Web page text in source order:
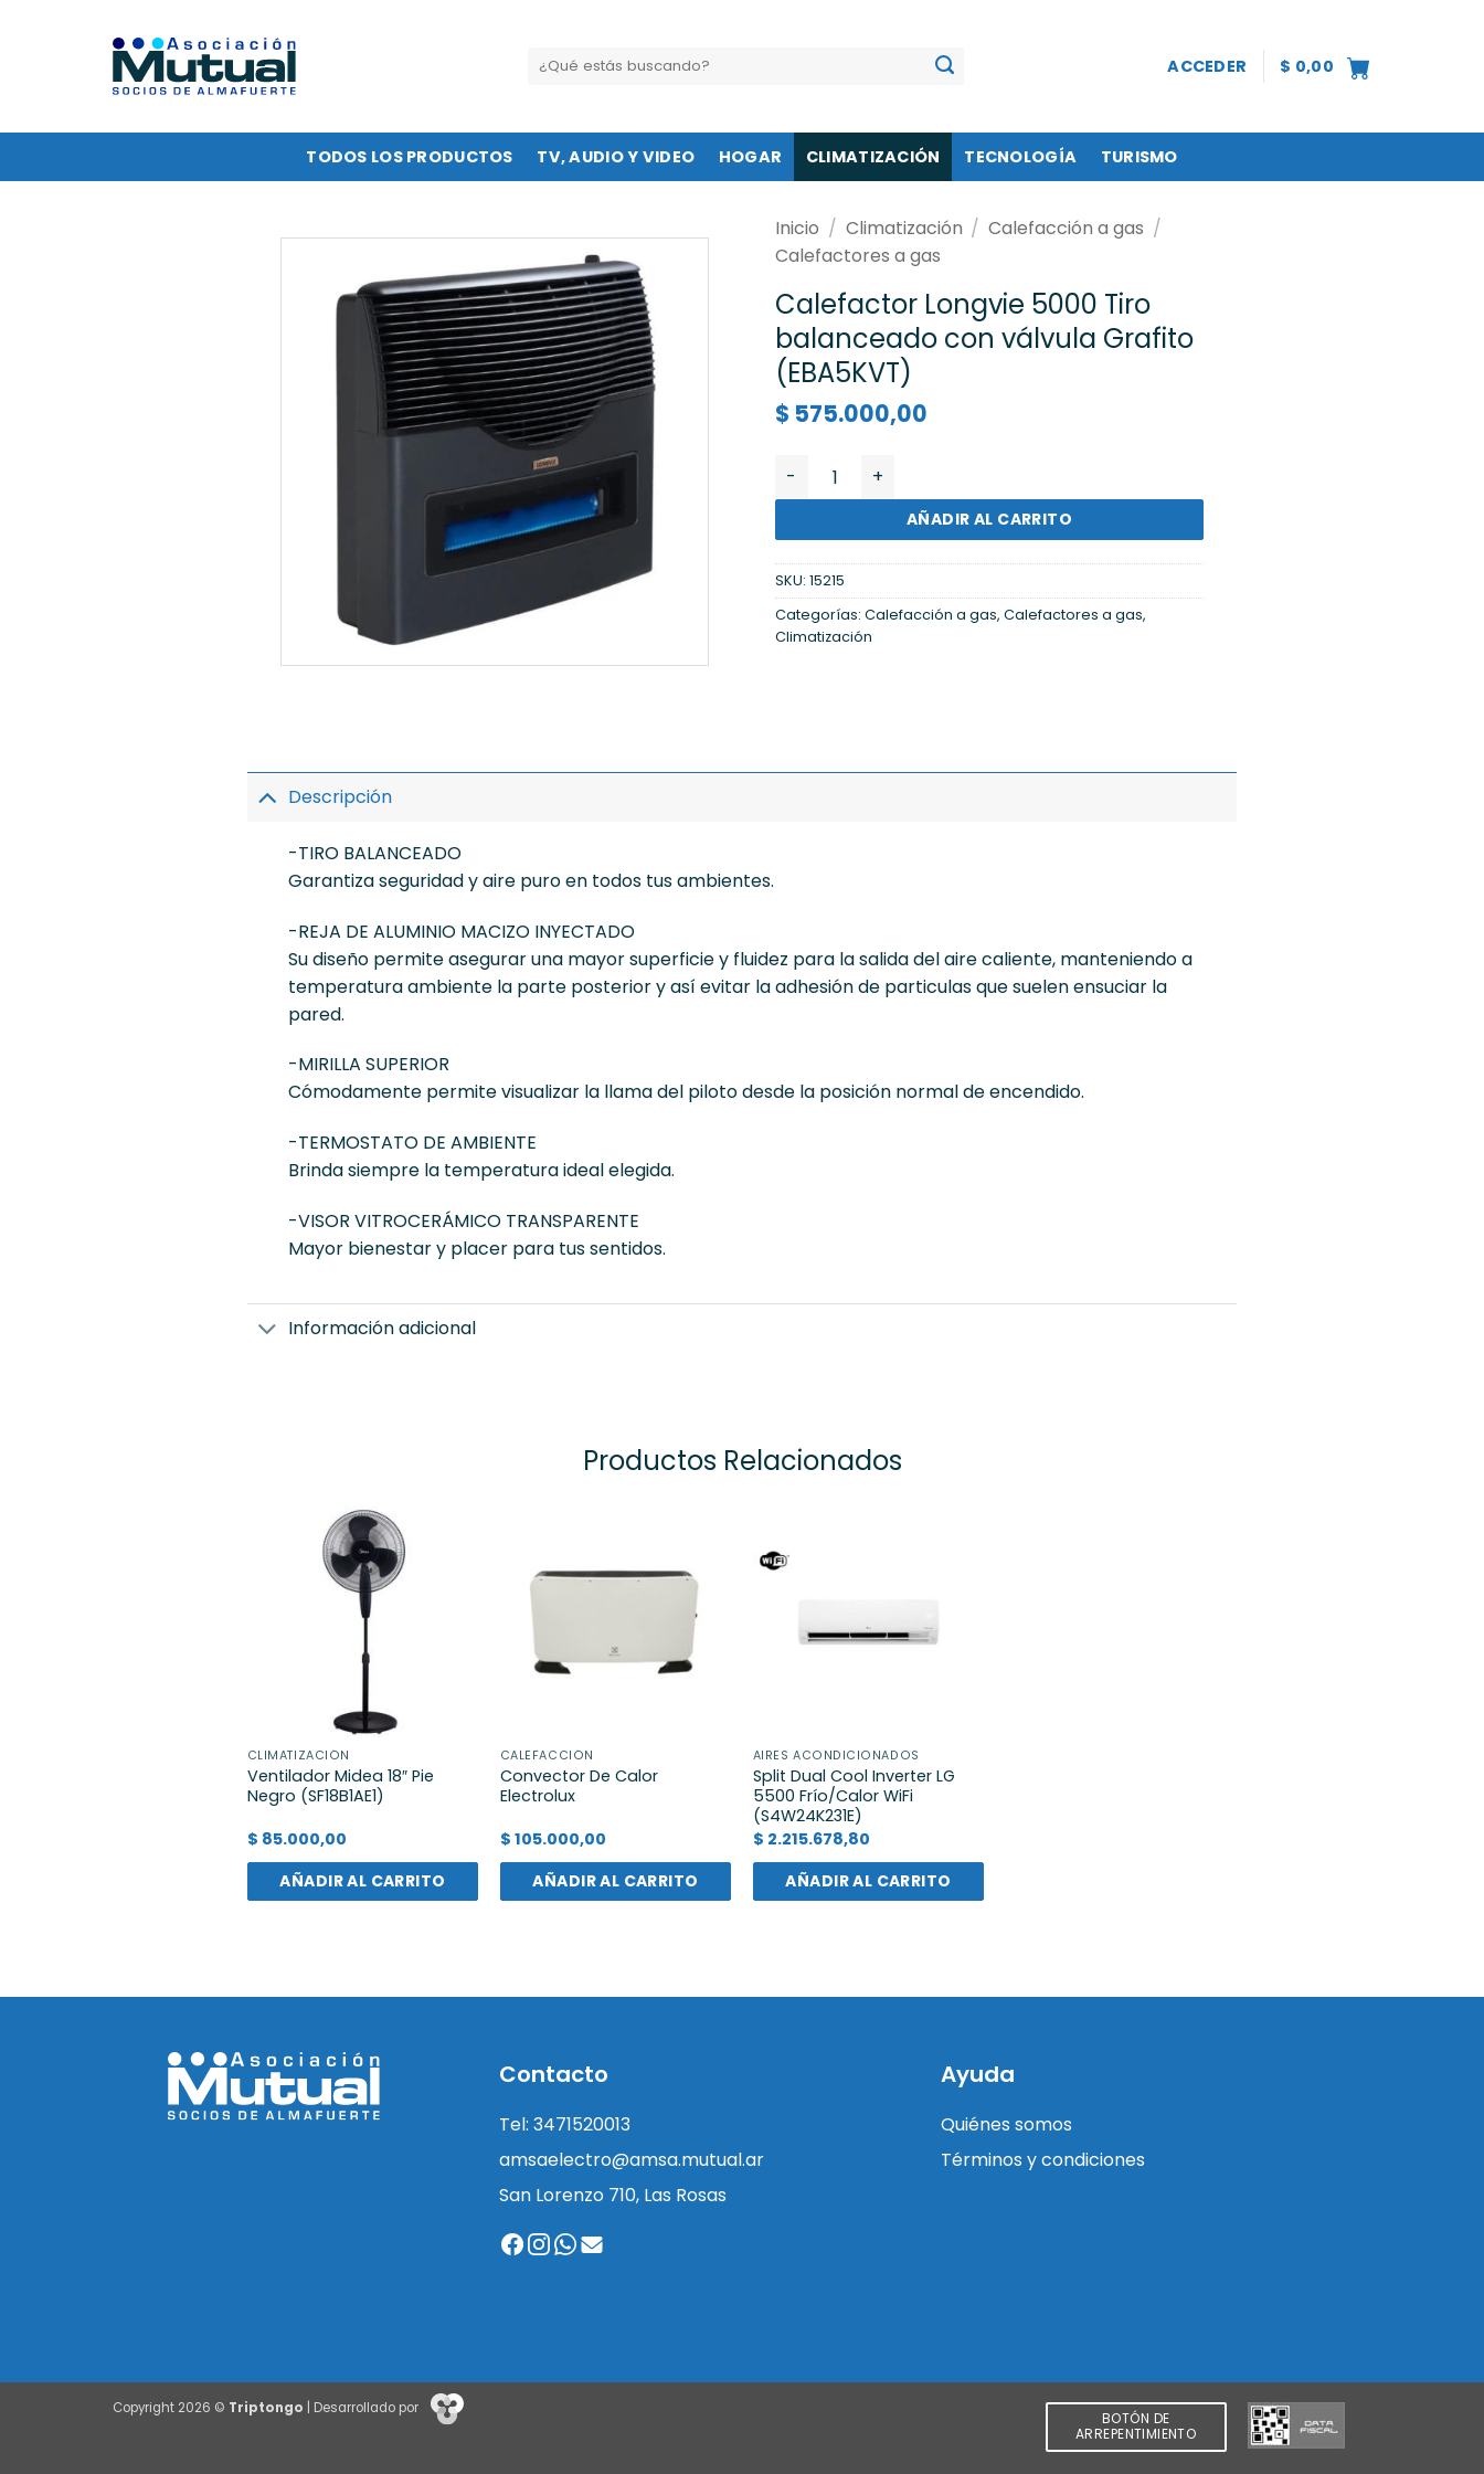
Buscar
por:
ACCEDER $ 0,00
TODOS LOS PRODUCTOS TV, AUDIO Y VIDEO HOGAR CLIMATIZACIÓN TECNOLOGÍA TURISMO
Inicio / Climatización / Calefacción a gas /
Calefactores a gas
Calefactor Longvie 5000 Tiro
balanceado con válvula Grafito
(EBA5KVT)
$ 575.000,00
Calefactor Longvie 5000 Tiro balanceado con válvula Grafito (EBA5KVT) cantidad
AÑADIR AL CARRITO
SKU: 15215
Categorías: Calefacción a gas, Calefactores a gas,
Climatización
Descripción
-TIRO BALANCEADO
Garantiza seguridad y aire puro en todos tus ambientes.
-REJA DE ALUMINIO MACIZO INYECTADO
Su diseño permite asegurar una mayor superficie y fluidez para la salida del aire caliente, manteniendo a
temperatura ambiente la parte posterior y así evitar la adhesión de particulas que suelen ensuciar la
pared.
-MIRILLA SUPERIOR
Cómodamente permite visualizar la llama del piloto desde la posición normal de encendido.
-TERMOSTATO DE AMBIENTE
Brinda siempre la temperatura ideal elegida.
-VISOR VITROCERÁMICO TRANSPARENTE
Mayor bienestar y placer para tus sentidos.
Información adicional
Productos Relacionados
CLIMATIZACIÓN
Ventilador Midea 18″ Pie
Negro (SF18B1AE1)
$ 85.000,00
AÑADIR AL CARRITO
CALEFACCIÓN
Convector De Calor
Electrolux
$ 105.000,00
AÑADIR AL CARRITO
AIRES ACONDICIONADOS
Split Dual Cool Inverter LG
5500 Frío/Calor WiFi
(S4W24K231E)
$ 2.215.678,80
AÑADIR AL CARRITO
Contacto
Tel: 3471520013
amsaelectro@amsa.mutual.ar
San Lorenzo 710, Las Rosas
Ayuda
Quiénes somos
Términos y condiciones
BOTÓN DE
ARREPENTIMIENTO
Copyright 2026 © Triptongo | Desarrollado por